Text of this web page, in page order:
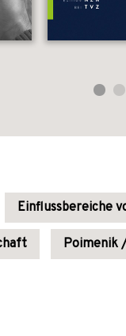
Einflussbereiche
Poimenik